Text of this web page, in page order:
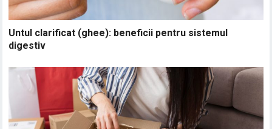
Untul clarificat (ghee): beneficii pentru sistemul
digestiv